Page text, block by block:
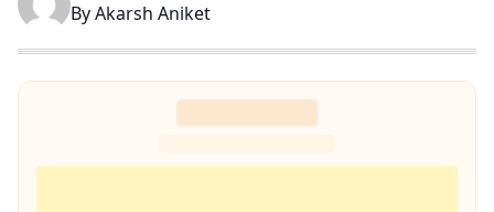
ByAkarsh Aniket